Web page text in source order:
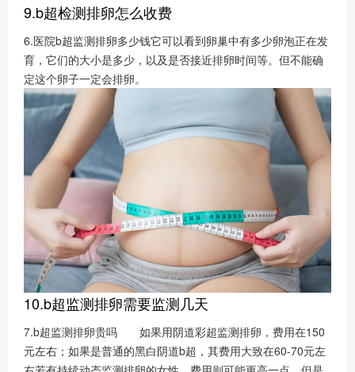
9.b超检测排卵怎么收费
6.医院b超监测排卵多少钱它可以看到卵巢中有多少卵泡正在发
育，它们的大小是多少，以及是否接近排卵时间等。但不能确
定这个卵子一定会排卵。
10.b超监测排卵需要监测几天
7.b超监测排卵贵吗 如果用阴道彩超监测排卵，费用在150
元左右；如果是普通的黑白阴道b超，其费用大致在60-70元左